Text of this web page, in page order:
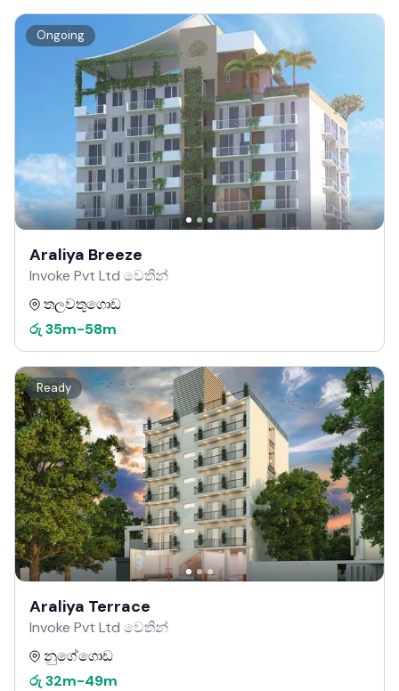
Ongoing
Araliya Breeze
Invoke Pvt Ltd වෙතින්
තලවතුගොඩ
රු 35m-58m
Ready
Araliya Terrace
Invoke Pvt Ltd වෙතින්
නුගේගොඩ
රු 32m-49m